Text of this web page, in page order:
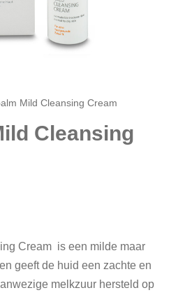
Mild Cleansing Cream
Cleansing
Cream is een milde maar
geeft de huid een zachte en
melkzuur hersteld op